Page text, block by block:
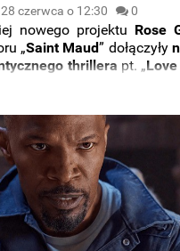
28 czerwca o 12:30 0
nowego projektu Rose
„Saint Maud” dołączyły
thrillera pt. „
kojarzyć widzowie takich
The Walkind Dead